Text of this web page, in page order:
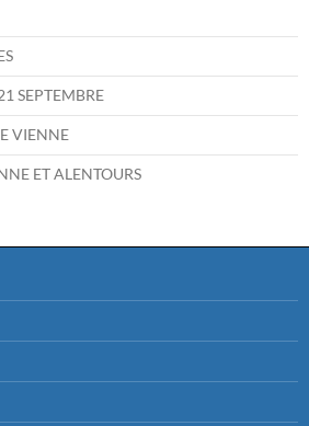
SEPTEMBRE
VIENNE
ET ALENTOURS